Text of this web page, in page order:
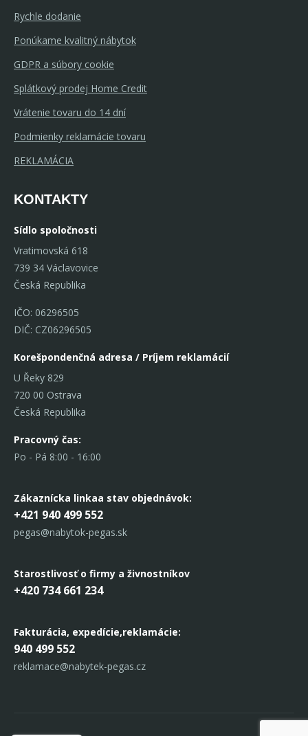
Rychle dodanie
Ponúkame kvalitný nábytok
GDPR a súbory cookie
Splátkový prodej Home Credit
Vrátenie tovaru do 14 dní
Podmienky reklamácie tovaru
REKLAMÁCIA
KONTAKTY
Sídlo spoločnosti
Vratimovská 618
739 34 Václavovice
Česká Republika
IČO: 06296505
DIČ: CZ06296505
Korešpondenčná adresa / Príjem reklamácií
U Řeky 829
720 00 Ostrava
Česká Republika
Pracovný čas:
Po - Pá 8:00 - 16:00
Zákaznícka linkaa stav objednávok:
+421 940 499 552
pegas@nabytok-pegas.sk
Starostlivosť o firmy a živnostníkov
+420 734 661 234
Fakturácia, expedície,reklamácie:
940 499 552
reklamace@nabytek-pegas.cz